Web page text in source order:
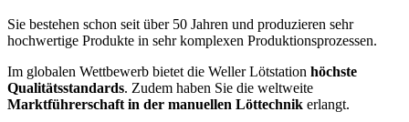
Sie bestehen schon seit über 50 Jahren und produzieren sehr
hochwertige Produkte in sehr komplexen Produktionsprozessen.
Im globalen Wettbewerb bietet die Weller Lötstation höchste
Qualitätsstandards. Zudem haben Sie die weltweite
Marktführerschaft in der manuellen Löttechnik erlangt.